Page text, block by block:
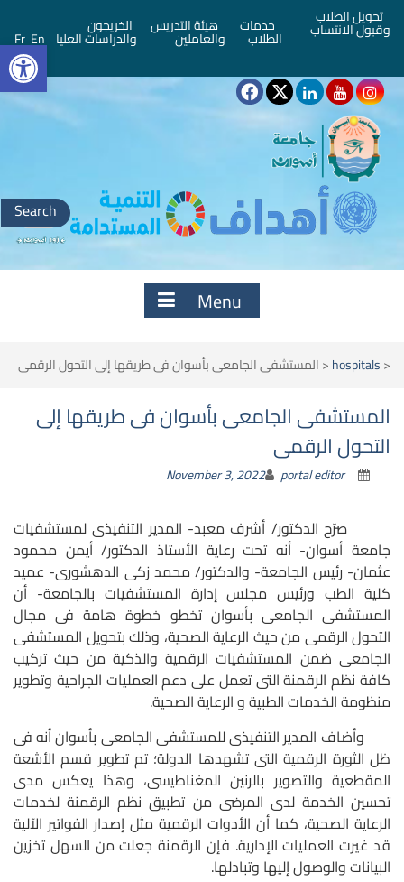
تحويل الطلاب
وقبول الانتساب خدمات
الطلاب
هيئة التدريس
والعاملين
الخريجون
والدراسات العليا En
Fr
Search
for:
Menu
<
hospitals
<المستشفى الجامعى بأسوان فى طريقها إلى التحول الرقمى
المستشفى الجامعى بأسوان فى طريقها إلى
التحول الرقمى
November 3, 2022 portal editor
صرّح الدكتور/ أشرف معبد- المدير التنفيذى لمستشفيات
جامعة أسوان- أنه تحت رعاية الأستاذ الدكتور/ أيمن محمود
عثمان- رئيس الجامعة- والدكتور/ محمد زكى الدهشورى- عميد
كلية الطب ورئيس مجلس إدارة المستشفيات بالجامعة- أن
المستشفى الجامعى بأسوان تخطو خطوة هامة فى مجال
التحول الرقمى من حيث الرعاية الصحية، وذلك بتحويل المستشفى
الجامعى ضمن المستشفيات الرقمية والذكية من حيث تركيب
كافة نظم الرقمنة التى تعمل على دعم العمليات الجراحية وتطوير
منظومة الخدمات الطبية و الرعاية الصحية.
وأضاف المدير التنفيذى للمستشفى الجامعى بأسوان أنه فى
ظل الثورة الرقمية التى تشهدها الدولة؛ تم تطوير قسم الأشعة
المقطعية والتصوير بالرنين المغناطيسى، وهذا يعكس مدى
تحسين الخدمة لدى المرضى من تطبيق نظم الرقمنة لخدمات
الرعاية الصحية، كما أن الأدوات الرقمية مثل إصدار الفواتير الآلية
قد غيرت العمليات الإدارية. فإن الرقمنة جعلت من السهل تخزين
البيانات والوصول إليها وتبادلها.